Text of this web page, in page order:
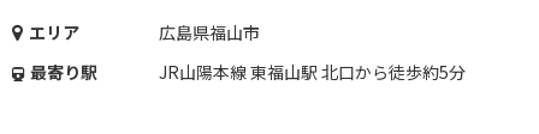
エリア
広島県福山市
最寄り駅
JR山陽本線 東福山駅 北口から徒歩約5分